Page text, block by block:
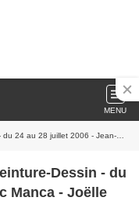
MENU
- Joëlle Manca - Maïté Louis - Autrans - Isère(38)
Dessin - du
Manca - Joëlle